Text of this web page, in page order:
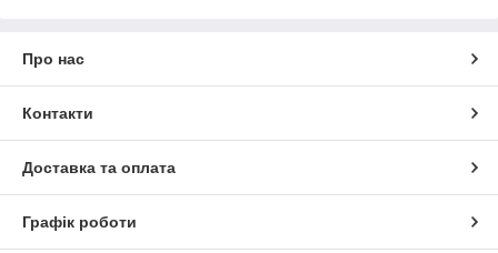
Про нас
Контакти
Доставка та оплата
Графік роботи